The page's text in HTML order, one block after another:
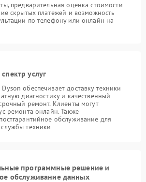
предварительная оценка стоимости
скрытых платежей и возможность
по телефону или онлайн на
услуг
обеспечивает доставку техники
диагностику и качественный
ремонт. Клиенты могут
ремонта онлайн. Также
обслуживание для
техники
программные решение и
обслуживание данных